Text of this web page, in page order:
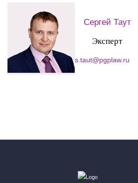
Сергей Таут
Эксперт
s.taut@pgplaw.ru